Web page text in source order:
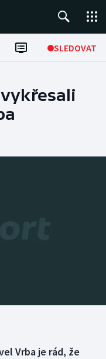
SLEDOVAT
Vrba je rád, že